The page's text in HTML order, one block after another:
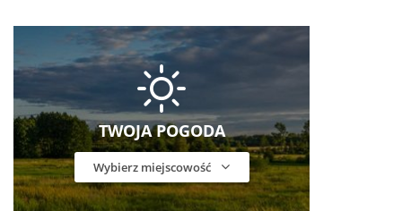
TWOJA POGODA
Wybierz miejscowość